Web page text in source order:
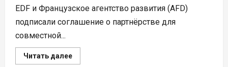
EDF и Французское агентство развития (AFD)
подписали соглашение о партнёрстве для
совместной...
Читать далееПрочитать
больше